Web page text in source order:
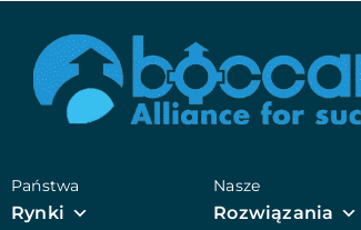
Państwa
Rynki
Nasze
Rozwiązania